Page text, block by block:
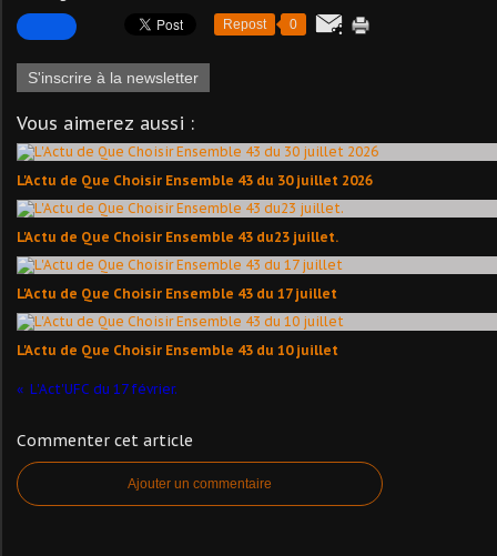
Repost 0
S'inscrire à la newsletter
Vous aimerez aussi :
L'Actu de Que Choisir Ensemble 43 du 30 juillet 2026
L'Actu de Que Choisir Ensemble 43 du23 juillet.
L'Actu de Que Choisir Ensemble 43 du 17 juillet
L'Actu de Que Choisir Ensemble 43 du 10 juillet
L'Act'UFC du 17 février.
Commenter cet article
Ajouter un commentaire